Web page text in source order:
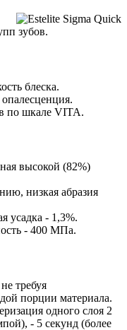
зубов.
блеска.
по шкале VITA.
высокой (82%)
низкая абразия
усадка - 1,3%.
- 400 МПа.
требуя
порции материала.
одного слоя 2
- 5 секунд (более